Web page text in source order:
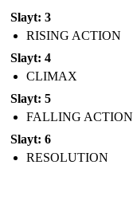
Slayt: 3
RISING ACTION
Slayt: 4
CLIMAX
Slayt: 5
FALLING ACTION
Slayt: 6
RESOLUTION